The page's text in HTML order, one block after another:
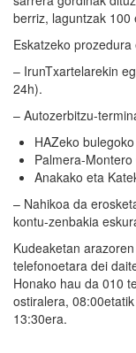
berriz, laguntzak 100
Eskatzeko
– IrunTxartelarekin
24h).
– Autozerbitzu-
HAZeko
Palmera-Montero
Anakako eta
– Nahikoa da
kontu-zenbakia
Kudeaketan
telefonoetara dei
Honako hau da 010
ostiralera,
13:30era.